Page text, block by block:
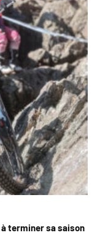
terminer sa saison